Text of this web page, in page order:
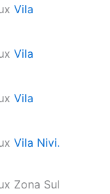
Vila
Vila
Vila
Vila Nivi.
Zona Sul